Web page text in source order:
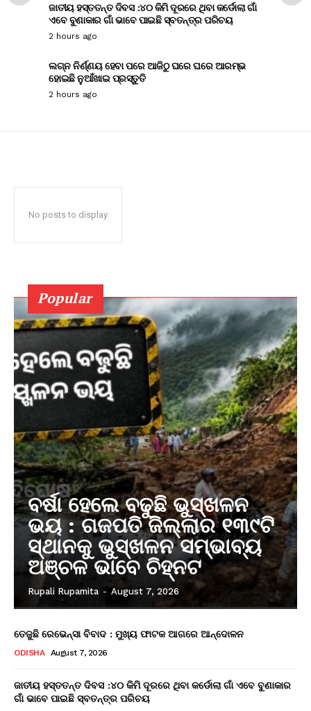
ଜାତୀୟ ହସ୍ତତନ୍ତ ଦିବସ :୪୦ କିମି ଦୂରରେ ଥିବା କର୍ଡୋଲା ଗାଁ
ଏବେ ବୁଣାକାର ଗାଁ ଭାବେ ପାଇଛି ସ୍ବତନ୍ତ୍ର ପରିଚୟ
2 hours ago
ଲଗ୍ନ ନିର୍ଣ୍ଣୟ ହେବା ପରେ ଆଜିଠୁ ଘରେ ଘରେ ଆରମ୍ଭ
ହୋଇଛି ନୁଆଁଖାଇ ପ୍ରସ୍ତୁତି
2 hours ago
No posts to display
Popular
ବର୍ଷା ହେଲେ ବଢୁଛି ଭୁସ୍ଖଳନ
ଭୟ : ଗଜପତି ଜିଲ୍ଲାର ୧୩୯ଟି
ସ୍ଥାନକୁ ଭୁସ୍ଖଳନ ସମ୍ଭାବ୍ୟ
ଅଞ୍ଚଳ ଭାବେ ଚିହ୍ନଟ
Rupali Rupamita - August 7, 2026
ତେଜୁଛି ରେଭେନ୍ସା ବିବାଦ : ମୁଖ୍ୟ ଫାଟକ ଆଗରେ ଆନ୍ଦୋଳନ
ODISHA August 7, 2026
ଜାତୀୟ ହସ୍ତତନ୍ତ ଦିବସ :୪୦ କିମି ଦୂରରେ ଥିବା କର୍ଡୋଲା ଗାଁ ଏବେ ବୁଣାକାର
ଗାଁ ଭାବେ ପାଇଛି ସ୍ବତନ୍ତ୍ର ପରିଚୟ